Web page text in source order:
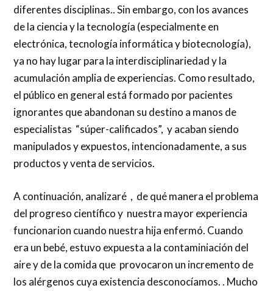
diferentes disciplinas.. Sin embargo, con los avances
de la ciencia y la tecnología (especialmente en
electrónica, tecnología informática y biotecnología),
ya no hay lugar para la interdisciplinariedad y la
acumulación amplia de experiencias. Como resultado,
el público en general está formado por pacientes
ignorantes que abandonan su destino a manos de
especialistas “súper-calificados”, y acaban siendo
manipulados y expuestos, intencionadamente, a sus
productos y venta de servicios.
A continuación, analizaré , de qué manera el problema
del progreso científico y nuestra mayor experiencia
funcionarion cuando nuestra hija enfermó. Cuando
era un bebé, estuvo expuesta a la contaminiación del
aire y de la comida que provocaron un incremento de
los alérgenos cuya existencia desconocíamos. . Mucho